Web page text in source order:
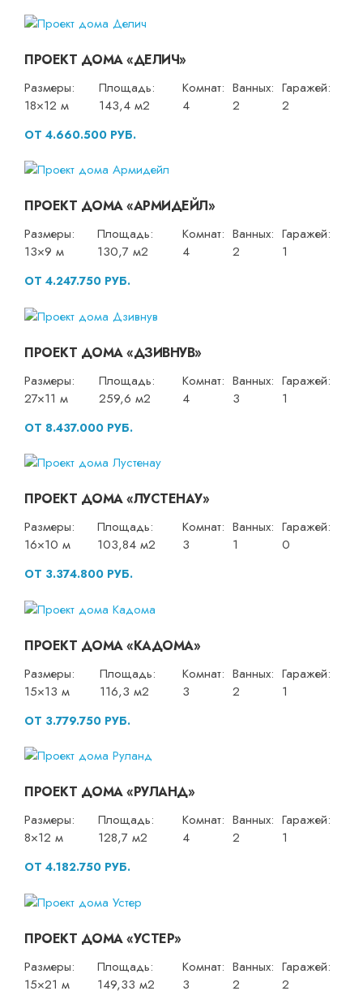
ПРОЕКТ ДОМА «ДЕЛИЧ»
Размеры:
18×12 м
Площадь:
143,4 м2
Комнат:
4
Ванных:
2
Гаражей:
2
ОТ 4.660.500 РУБ.
ПРОЕКТ ДОМА «АРМИДЕЙЛ»
Размеры:
13×9 м
Площадь:
130,7 м2
Комнат:
4
Ванных:
2
Гаражей:
1
ОТ 4.247.750 РУБ.
ПРОЕКТ ДОМА «ДЗИВНУВ»
Размеры:
27×11 м
Площадь:
259,6 м2
Комнат:
4
Ванных:
3
Гаражей:
1
ОТ 8.437.000 РУБ.
ПРОЕКТ ДОМА «ЛУСТЕНАУ»
Размеры:
16×10 м
Площадь:
103,84 м2
Комнат:
3
Ванных:
1
Гаражей:
0
ОТ 3.374.800 РУБ.
ПРОЕКТ ДОМА «КАДОМА»
Размеры:
15×13 м
Площадь:
116,3 м2
Комнат:
3
Ванных:
2
Гаражей:
1
ОТ 3.779.750 РУБ.
ПРОЕКТ ДОМА «РУЛАНД»
Размеры:
8×12 м
Площадь:
128,7 м2
Комнат:
4
Ванных:
2
Гаражей:
1
ОТ 4.182.750 РУБ.
ПРОЕКТ ДОМА «УСТЕР»
Размеры:
15×21 м
Площадь:
149,33 м2
Комнат:
3
Ванных:
2
Гаражей:
2